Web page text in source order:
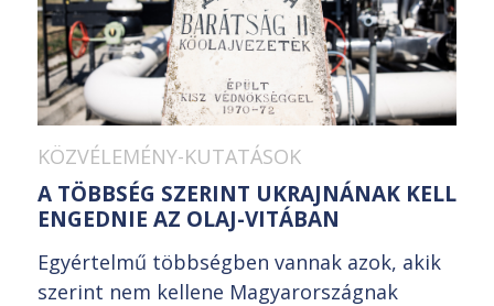
KÖZVÉLEMÉNY-KUTATÁSOK
A TÖBBSÉG SZERINT UKRAJNÁNAK KELL
ENGEDNIE AZ OLAJ-VITÁBAN
Egyértelmű többségben vannak azok, akik
szerint nem kellene Magyarországnak